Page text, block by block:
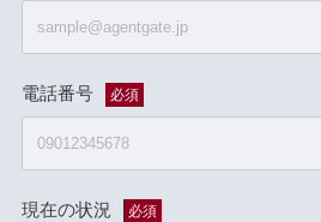
電話番号 必須
現在の状況 必須